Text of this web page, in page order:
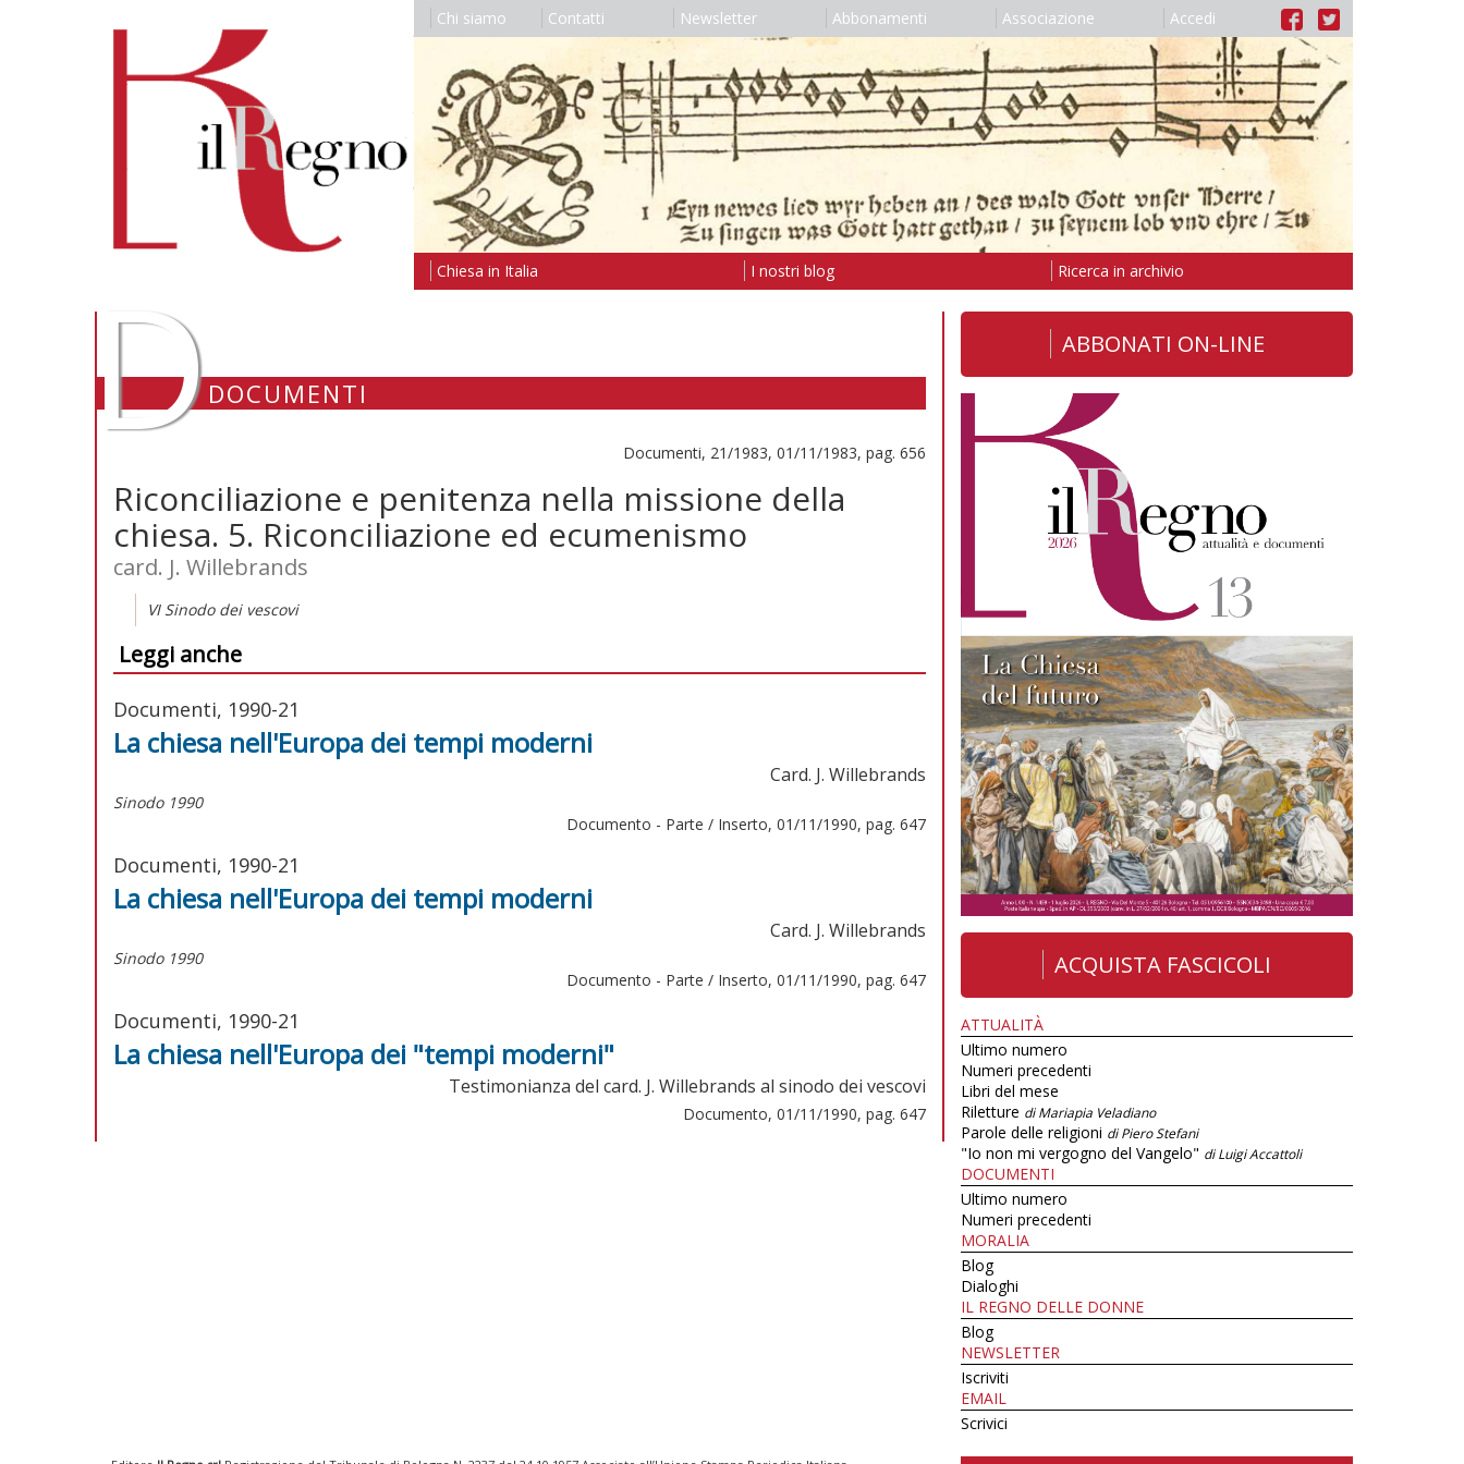
Chi siamo Contatti Newsletter Abbonamenti Associazione Accedi
Chiesa in Italia I nostri blog Ricerca in archivio
DDOCUMENTI
Documenti, 21/1983, 01/11/1983, pag. 656
Riconciliazione e penitenza nella missione della
chiesa. 5. Riconciliazione ed ecumenismo
card. J. Willebrands
VI Sinodo dei vescovi
Leggi anche
Documenti, 1990-21
La chiesa nell'Europa dei tempi moderni
Card. J. Willebrands
Sinodo 1990
Documento - Parte / Inserto, 01/11/1990, pag. 647
Documenti, 1990-21
La chiesa nell'Europa dei tempi moderni
Card. J. Willebrands
Sinodo 1990
Documento - Parte / Inserto, 01/11/1990, pag. 647
Documenti, 1990-21
La chiesa nell'Europa dei "tempi moderni"
Testimonianza del card. J. Willebrands al sinodo dei vescovi
Documento, 01/11/1990, pag. 647
ABBONATI ON-LINE
ACQUISTA FASCICOLI
ATTUALITÀ
Ultimo numero
Numeri precedenti
Libri del mese
Riletture di Mariapia Veladiano
Parole delle religioni di Piero Stefani
"Io non mi vergogno del Vangelo" di Luigi Accattoli
DOCUMENTI
Ultimo numero
Numeri precedenti
MORALIA
Blog
Dialoghi
IL REGNO DELLE DONNE
Blog
NEWSLETTER
Iscriviti
EMAIL
Scrivici